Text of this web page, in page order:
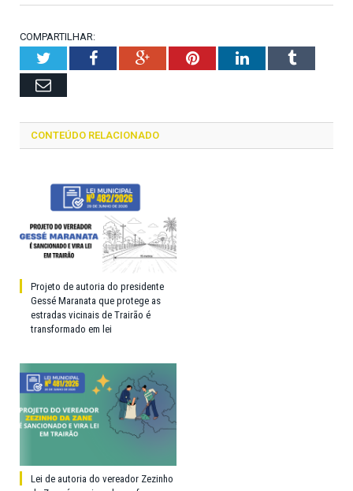
COMPARTILHAR:
TwitterFacebookGoogle+PinterestLinkedInTumblr
Email
CONTEÚDO RELACIONADO
Projeto de autoria do presidente
Gessé Maranata que protege as
estradas vicinais de Trairão é
transformado em lei
Lei de autoria do vereador Zezinho